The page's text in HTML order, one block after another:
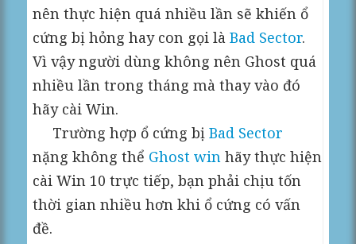
nên thực hiện quá nhiều lần sẽ khiến ổ
cứng bị hỏng hay con gọi làBad Sector.
Vì vậy người dùng không nên Ghost quá
nhiều lần trong tháng mà thay vào đó
hãy cài Win.
Trường hợp ổ cứng bịBad Sector
nặng không thể Ghost win hãy thực hiện
cài Win 10 trực tiếp, bạn phải chịu tốn
thời gian nhiều hơn khi ổ cứng có vấn
đề.